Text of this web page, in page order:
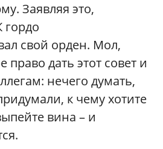
Заявляя это,
гордо
свой орден. Мол,
дать этот совет и
нечего думать,
к чему хотите
вина – и